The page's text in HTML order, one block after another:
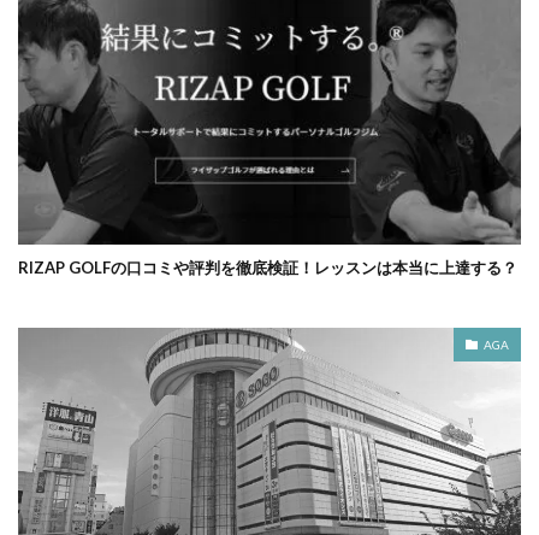
RIZAP GOLFの口コミや評判を徹底検証！レッスンは本当に上達する？
AGA